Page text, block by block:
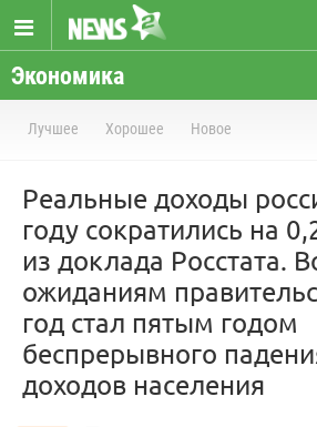
Экономика
Лучшее Хорошее Новое
Реальные доходы
году сократились на
из доклада Росстата.
ожиданиям
год стал пятым годом
беспрерывного
доходов населения